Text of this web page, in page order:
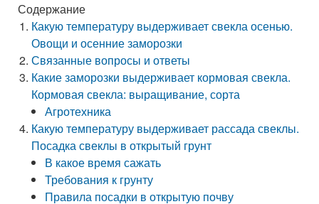
Содержание
Какую температуру выдерживает свекла осенью.
Овощи и осенние заморозки
Связанные вопросы и ответы
Какие заморозки выдерживает кормовая свекла.
Кормовая свекла: выращивание, сорта
Агротехника
Какую температуру выдерживает рассада свеклы.
Посадка свеклы в открытый грунт
В какое время сажать
Требования к грунту
Правила посадки в открытую почву